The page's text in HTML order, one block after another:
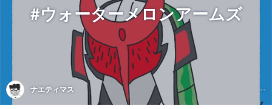
#ウォーターメロンアームズ
ナエティマス --